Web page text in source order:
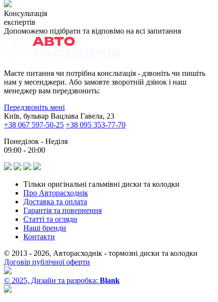
Консультація
експертів
Допоможемо підібрати та відповімо на всі запитання
Маєте питання чи потрібна консльтація - дзвоніть чи пишіть
нам у месенджери. Або замовте зворотній дзінок і наш
менеджер вам передзвонить:
Передзвоніть мені
Київ, бульвар Вацлава Гавела, 23
+38 067 597-50-25 +38 095 353-77-70
Понеділок - Неділя
09:00 - 20:00
Тільки оригінальні гальмівні диски та колодки
Про Авторасходнік
Доставка та оплата
Гарантія та повернення
Статті та огляди
Наші бренди
Контакти
© 2013 - 2026, Авторасходнік - тормозні диски та колодки
Договір публічної оферти
© 2025, Дизайн та разробка: Blank